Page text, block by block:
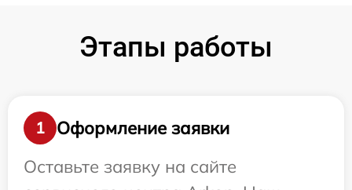
Этапы работы
1
Оформление заявки
Оставьте заявку на сайте